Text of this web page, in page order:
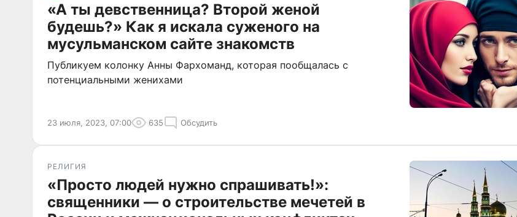
«А ты девственница? Второй женой
будешь?» Как я искала суженого на
мусульманском сайте знакомств
Публикуем колонку Анны Фархоманд, которая пообщалась с
потенциальными женихами
23 июля, 2023, 07:00 635 Обсудить
РЕЛИГИЯ
«Просто людей нужно спрашивать!»:
священники — о строительстве мечетей в